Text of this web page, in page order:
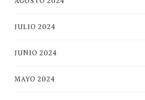
JULIO 2024
JUNIO 2024
MAYO 2024